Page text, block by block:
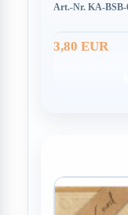
Art.-Nr. KA-BSB-
3,80 EUR